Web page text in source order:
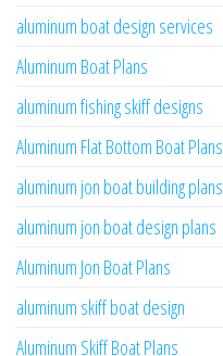
aluminum boat design services
Aluminum Boat Plans
aluminum fishing skiff designs
Aluminum Flat Bottom Boat Plans
aluminum jon boat building plans
aluminum jon boat design plans
Aluminum Jon Boat Plans
aluminum skiff boat design
Aluminum Skiff Boat Plans